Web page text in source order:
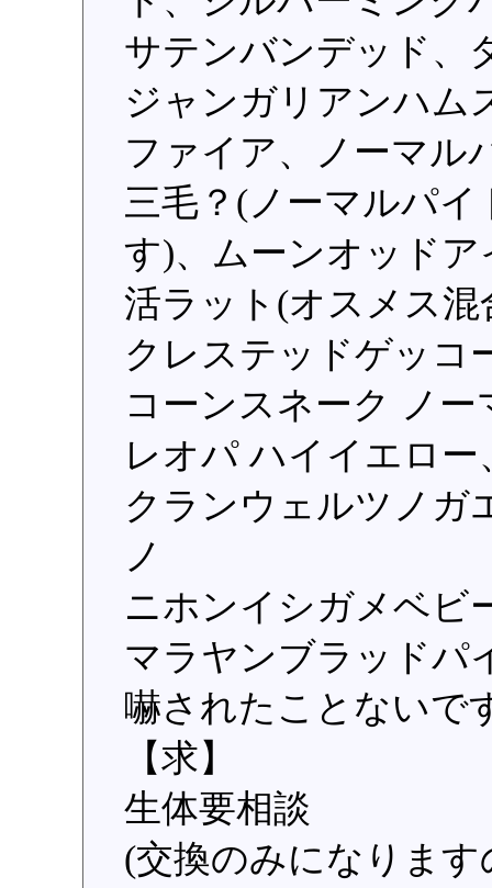
サテンバンデッド、
ジャンガリアンハム
ファイア、ノーマル
三毛？(ノーマルパ
す)、ムーンオッドア
活ラット(オスメス混
クレステッドゲッコ
コーンスネーク ノ
レオパ ハイイエロ
クランウェルツノガ
ノ
ニホンイシガメベビ
マラヤンブラッドパ
嚇されたことないで
【求】
生体要相談
(交換のみになりま